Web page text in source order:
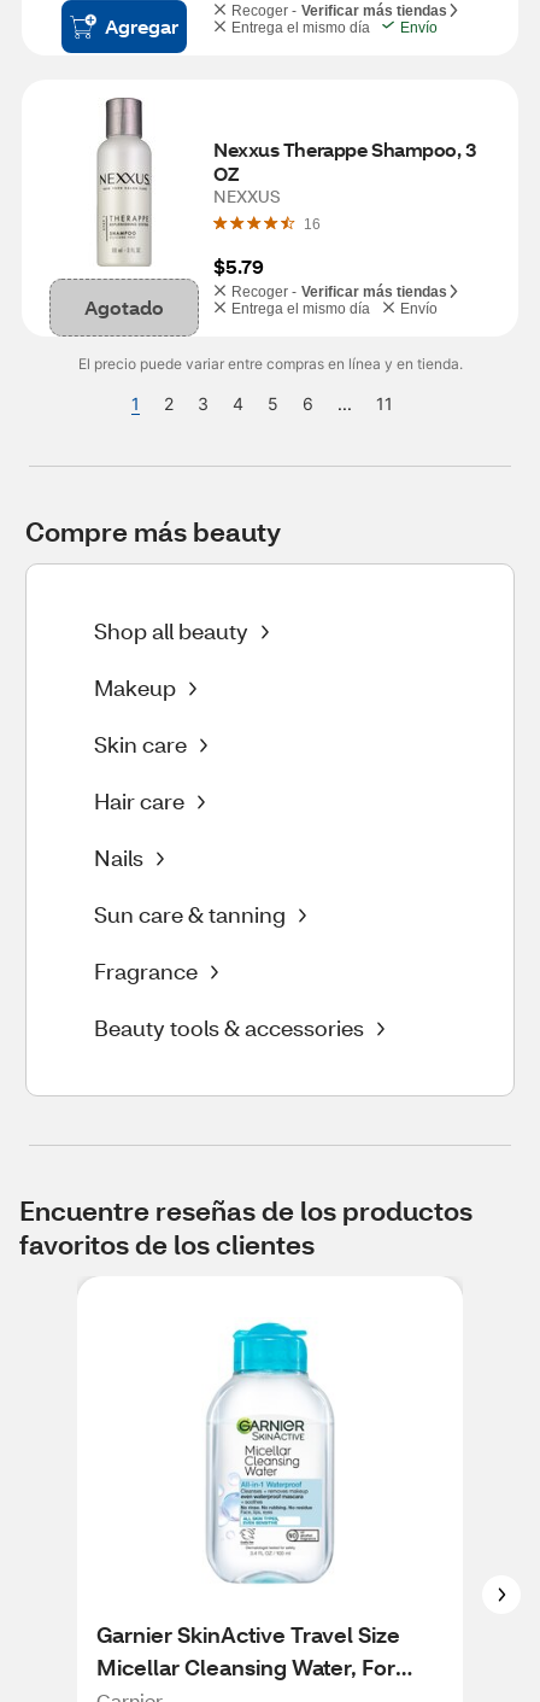
Agregar
Recoger - Verificar más tiendas
Entrega el mismo día
Envío
Agotado
Nexxus Therappe Shampoo, 3
OZ
NEXXUS
16
$5.79
Recoger - Verificar más tiendas
Entrega el mismo día
Envío
El precio puede variar entre compras en línea y en tienda.
1 2 3 4 5 6 ... 11
Compre más beauty
Shop all beauty
Makeup
Skin care
Hair care
Nails
Sun care & tanning
Fragrance
Beauty tools & accessories
Encuentre reseñas de los productos
favoritos de los clientes
Garnier SkinActive Travel Size
Micellar Cleansing Water, For